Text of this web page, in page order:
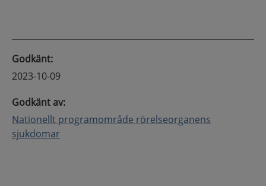
Godkänt:
2023-10-09
Godkänt av:
Nationellt programområde rörelseorganens
sjukdomar